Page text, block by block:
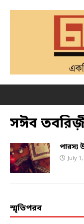
সঈব
পারস্য
July
স্মৃতিপরব